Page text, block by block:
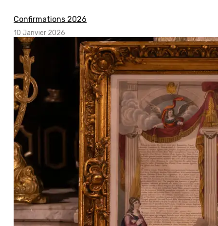
Confirmations 2026
10 Janvier 2026